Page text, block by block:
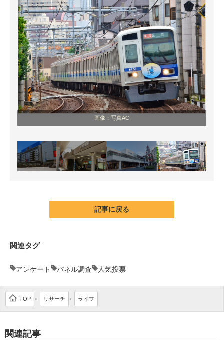
画像：写真AC
記事に戻る
関連タグ
アンケート パネル調査 人気投票
TOP > リサーチ > ライフ
関連記事